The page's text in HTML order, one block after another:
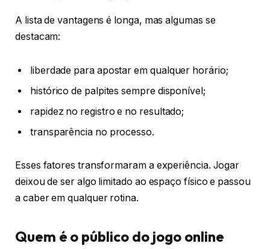
A lista de vantagens é longa, mas algumas se
destacam:
liberdade para apostar em qualquer horário;
histórico de palpites sempre disponível;
rapidez no registro e no resultado;
transparência no processo.
Esses fatores transformaram a experiência. Jogar
deixou de ser algo limitado ao espaço físico e passou
a caber em qualquer rotina.
Quem é o público do jogo online